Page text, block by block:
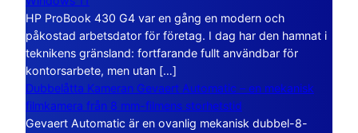
HP ProBook 430 G4 var en gång en modern och
påkostad arbetsdator för företag. I dag har den hamnat i
teknikens gränsland: fortfarande fullt användbar för
kontorsarbete, men utan […]
Dubbelåtta Kameran Gevaert Automatic – en mekanisk
filmkamera från 8 mm-filmens storhetstid
Gevaert Automatic är en ovanlig mekanisk dubbel-8-